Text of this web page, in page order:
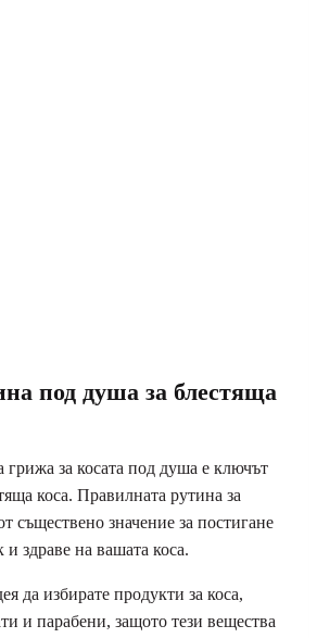
под душа за блестяща
за косата под душа е ключът
коса. Правилната рутина за
съществено значение за постигане
здраве на вашата коса.
да избирате продукти за коса,
и парабени, защото тези вещества